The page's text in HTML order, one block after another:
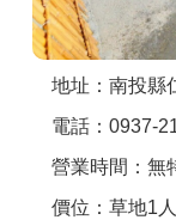
APP下載
地址：南投縣
電話：0937-
營業時間：無
價位：草地1